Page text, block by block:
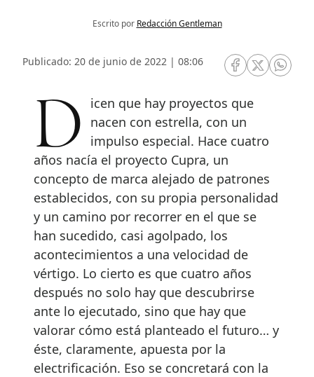
Escrito por Redacción Gentleman
Publicado: 20 de junio de 2022 | 08:06
RRSS Facebook
RRSSRRSS
Dicen que hay proyectos que
nacen con estrella, con un
impulso especial. Hace cuatro
años nacía el proyecto Cupra, un
concepto de marca alejado de patrones
establecidos, con su propia personalidad
y un camino por recorrer en el que se
han sucedido, casi agolpado, los
acontecimientos a una velocidad de
vértigo. Lo cierto es que cuatro años
después no solo hay que descubrirse
ante lo ejecutado, sino que hay que
valorar cómo está planteado el futuro… y
éste, claramente, apuesta por la
electrificación. Eso se concretará con la